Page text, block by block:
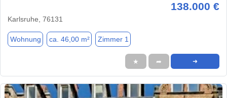
138.000 €
Karlsruhe, 76131
Wohnung ca. 46,00 m² Zimmer 1
★ ➦ ➜